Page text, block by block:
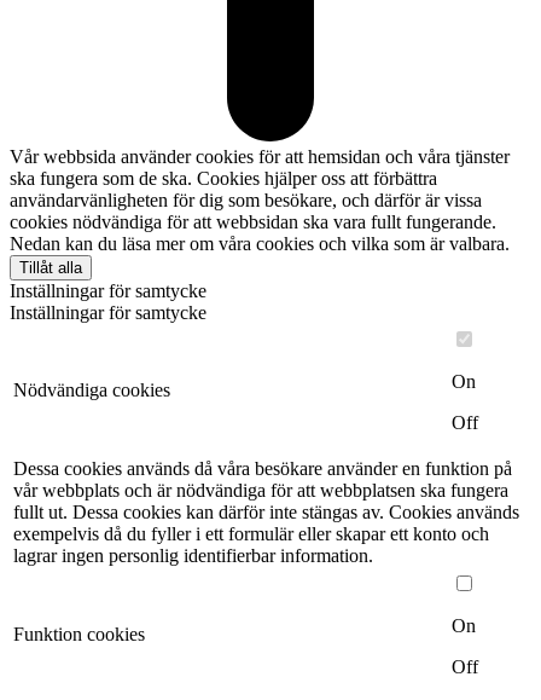
Vår webbsida använder cookies för att hemsidan och våra tjänster
ska fungera som de ska. Cookies hjälper oss att förbättra
användarvänligheten för dig som besökare, och därför är vissa
cookies nödvändiga för att webbsidan ska vara fullt fungerande.
Nedan kan du läsa mer om våra cookies och vilka som är valbara.
Tillåt alla
Inställningar för samtycke
Inställningar för samtycke
Nödvändiga cookies
On
Off
Dessa cookies används då våra besökare använder en funktion på
vår webbplats och är nödvändiga för att webbplatsen ska fungera
fullt ut. Dessa cookies kan därför inte stängas av. Cookies används
exempelvis då du fyller i ett formulär eller skapar ett konto och
lagrar ingen personlig identifierbar information.
Funktion cookies
On
Off